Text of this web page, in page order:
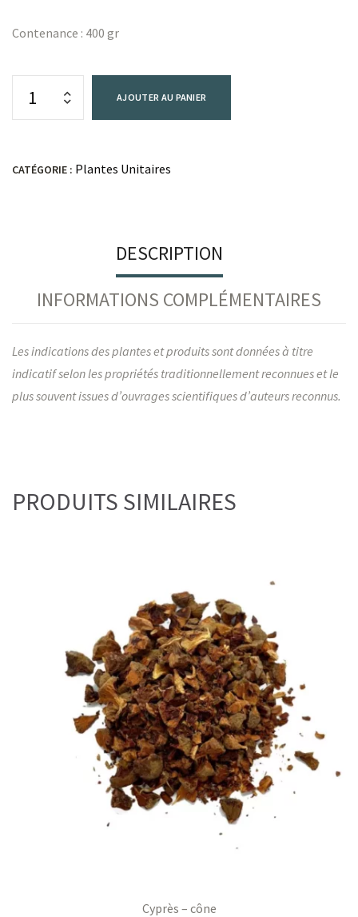
Contenance : 400 gr
AJOUTER AU PANIER
CATÉGORIE : Plantes Unitaires
DESCRIPTION
INFORMATIONS COMPLÉMENTAIRES
Les indications des plantes et produits sont données à titre
indicatif selon les propriétés traditionnellement reconnues et le
plus souvent issues d’ouvrages scientifiques d’auteurs reconnus.
PRODUITS SIMILAIRES
Cyprès – cône